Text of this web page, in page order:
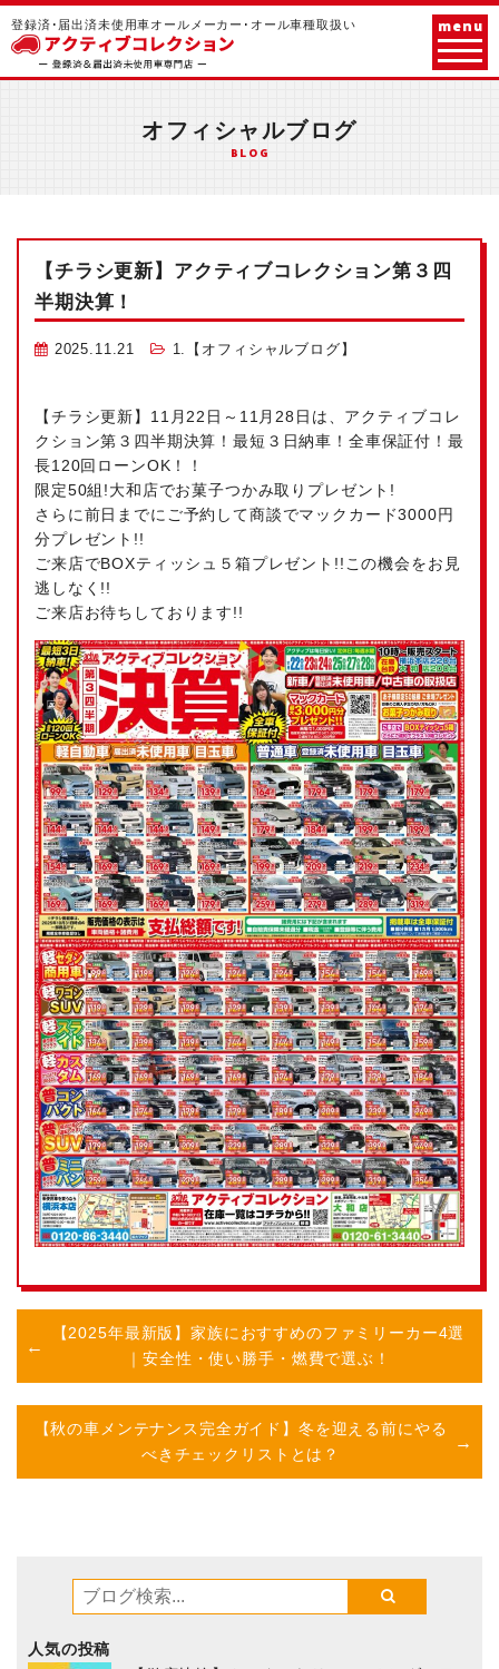
登録済･届出済未使用車オールメーカー･オール車種取扱い menu
オフィシャルブログ
BLOG
【チラシ更新】アクティブコレクション第３四
半期決算！
2025.11.21 1.【オフィシャルブログ】
【チラシ更新】11月22日～11月28日は、アクティブコレ
クション第３四半期決算！最短３日納車！全車保証付！最
長120回ローンOK！！
限定50組!大和店でお菓子つかみ取りプレゼント!
さらに前日までにご予約して商談でマックカード3000円
分プレゼント!!
ご来店でBOXティッシュ５箱プレゼント!!この機会をお見
逃しなく!!
ご来店お待ちしております!!
【2025年最新版】家族におすすめのファミリーカー4選
｜安全性・使い勝手・燃費で選ぶ！
【秋の車メンテナンス完全ガイド】冬を迎える前にやる
べきチェックリストとは？
人気の投稿